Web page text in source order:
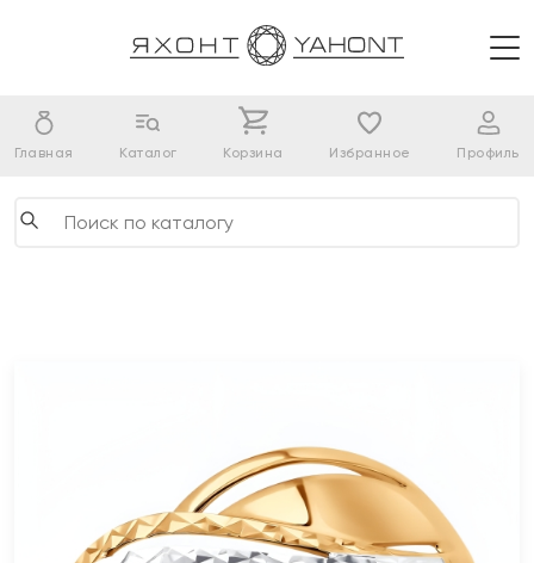
Главная Каталог Корзина Избранное Профиль